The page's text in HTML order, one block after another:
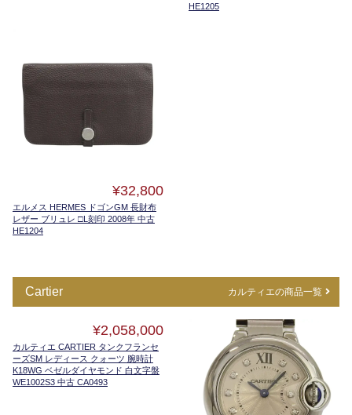
HE1205
¥32,800
エルメス HERMES ドゴンGM 長財布
レザー ブリュレ □L刻印 2008年 中古
HE1204
Cartier カルティエの商品一覧
¥2,058,000
カルティエ CARTIER タンクフランセ
ーズSM レディース クォーツ 腕時計
K18WG ベゼルダイヤモンド 白文字盤
WE1002S3 中古 CA0493